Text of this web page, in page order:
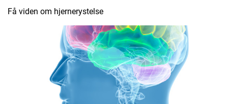
Få viden om hjernerystelse